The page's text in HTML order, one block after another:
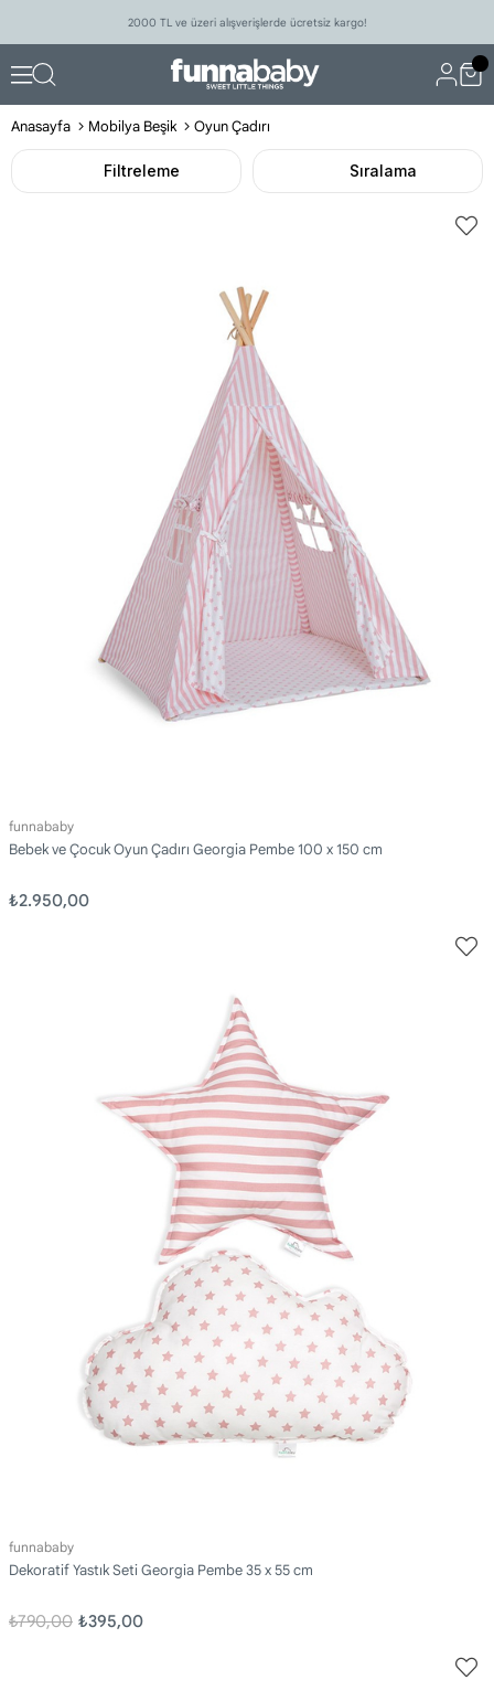
2000 TL ve üzeri alışverişlerde ücretsiz kargo!
Anasayfa Mobilya Beşik Oyun Çadırı
Filtreleme Sıralama
funnababy
Bebek ve Çocuk Oyun Çadırı Georgia Pembe 100 x 150 cm
₺2.950,00
funnababy
Dekoratif Yastık Seti Georgia Pembe 35 x 55 cm
₺395,00
₺790,00